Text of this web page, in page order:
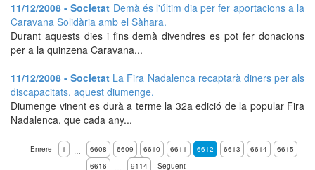
11/12/2008 - Societat Demà és l'últim dia per fer aportacions a la
Caravana Solidària amb el Sàhara.
Durant aquests dies i fins demà divendres es pot fer donacions
per a la quinzena Caravana...
11/12/2008 - Societat La Fira Nadalenca recaptarà diners per als
discapacitats, aquest diumenge.
Diumenge vinent es durà a terme la 32a edició de la popular Fira
Nadalenca, que cada any...
Enrere 1 … 6608 6609 6610 6611 6612 6613 6614
6615
6616
9114 Següent